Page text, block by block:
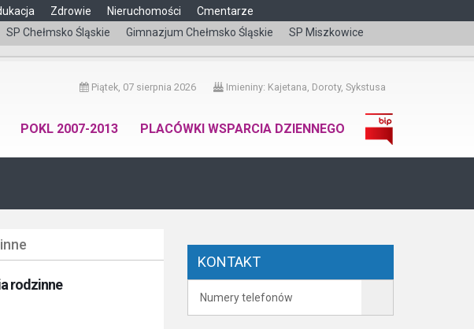
SP Chełmsko Śląskie Gimnazjum Chełmsko Śląskie SP Miszkowice
Zdrowie Nieruchomości Cmentarze
čeština
Piątek, 07 sierpnia 2026 Imieniny: Kajetana, Doroty, Sykstusa
POKL 2007-2013 PLACÓWKI WSPARCIA DZIENNEGO
rodzinne
KONTAKT
Numery telefonów